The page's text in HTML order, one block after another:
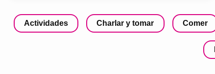
Actividades Charlar y tomar Comer